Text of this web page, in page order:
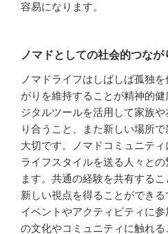
容易になります。
ノマドとしての社会的つなが
ノマドライフはしばしば孤独
がりを維持することが精神的
ジタルツールを活用して家族
り合うこと、また新しい場所
大切です。ノマドコミュニテ
ライフスタイルを送る人々と
ます。共通の経験を共有するこ
新しい視点を得ることができ
イベントやアクティビティに
の文化やコミュニティに触れ